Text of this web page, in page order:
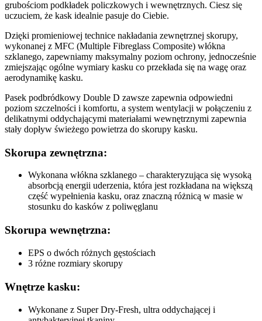
grubościom podkładek policzkowych i wewnętrznych. Ciesz się
uczuciem, że kask idealnie pasuje do Ciebie.
Dzięki promieniowej technice nakładania zewnętrznej skorupy,
wykonanej z MFC (Multiple Fibreglass Composite) włókna
szklanego, zapewniamy maksymalny poziom ochrony, jednocześnie
zmiejszając ogólne wymiary kasku co przekłada się na wagę oraz
aerodynamikę kasku.
Pasek podbródkowy Double D zawsze zapewnia odpowiedni
poziom szczelności i komfortu, a system wentylacji w połączeniu z
delikatnymi oddychającymi materiałami wewnętrznymi zapewnia
stały dopływ świeżego powietrza do skorupy kasku.
Skorupa zewnętrzna:
Wykonana włókna szklanego – charakteryzująca się wysoką
absorbcją energii uderzenia, która jest rozkładana na większą
część wypełnienia kasku, oraz znaczną różnicą w masie w
stosunku do kasków z poliwęglanu
Skorupa wewnętrzna:
EPS o dwóch różnych gęstościach
3 różne rozmiary skorupy
Wnętrze kasku:
Wykonane z Super Dry-Fresh, ultra oddychającej i